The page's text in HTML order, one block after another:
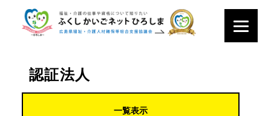
認証法人
一覧表示